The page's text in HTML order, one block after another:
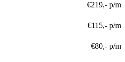
€219,- p/m
€115,- p/m
€80,- p/m